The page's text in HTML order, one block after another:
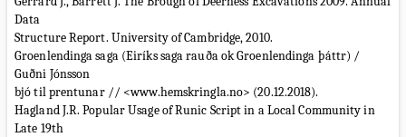
Data
Structure Report. University of Cambridge, 2010.
Groenlendinga saga (Eiríks saga rauða ok Groenlendinga þáttr) /
Guðni Jónsson
bjó til prentunar // <www.hemskringla.no> (20.12.2018).
Hagland J.R. Popular Usage of Runic Script in a Local Community in
Late 19th